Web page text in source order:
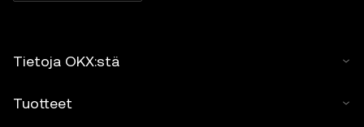
Tietoja OKX:stä
Tuotteet